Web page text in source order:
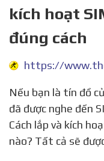
kích hoạt
đúng cách
Nếu bạn là tín đồ của iPhone, chắc chắn một lần bạn
đã được nghe đến
Cách lắp và kích
nào? Tất cả sẽ